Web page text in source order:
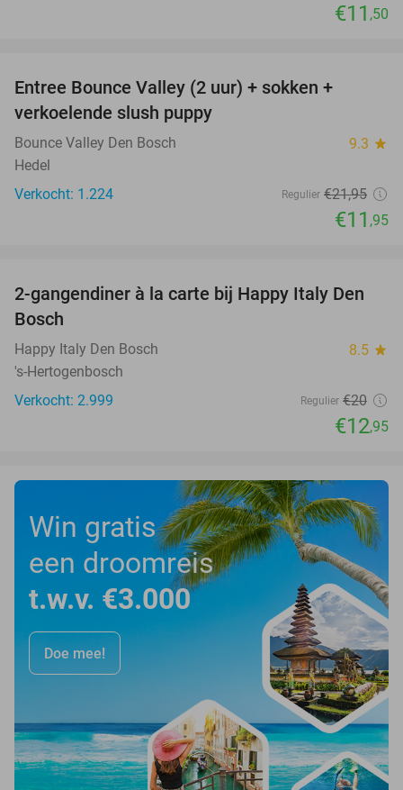
€11 ,50
Entree Bounce Valley (2 uur) + sokken +
verkoelende slush puppy
Bounce Valley Den Bosch 9.3 star
Hedel
Verkocht: 1.224
Regulier €21,95
€11 ,95
35%
2-gangendiner à la carte bij Happy Italy Den
Bosch
Happy Italy Den Bosch 8.5 star
's-Hertogenbosch
Verkocht: 2.999
Regulier €20
€12,95
Win gratis
een droomreis
t.w.v. €3.000
Doe mee!